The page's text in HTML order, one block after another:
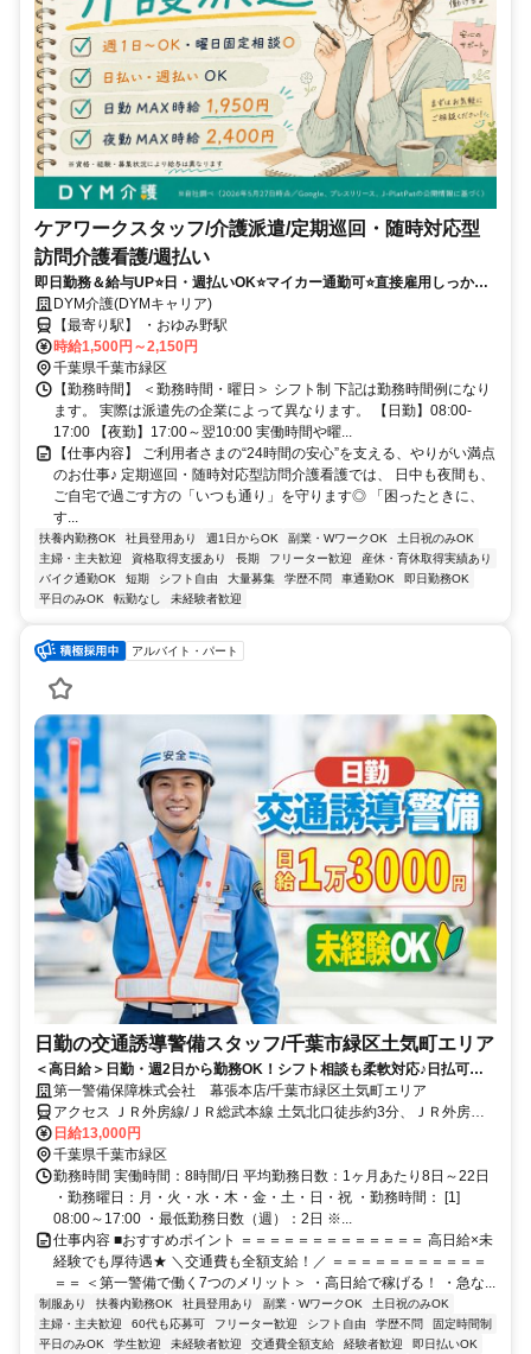
ケアワークスタッフ/介護派遣/定期巡回・随時対応型
訪問介護看護/週払い
即日勤務＆給与UP⭐️日・週払いOK⭐️マイカー通勤可⭐️直接雇用しっかり
サポート＆シフト相談OK✨
DYM介護(DYMキャリア)
【最寄り駅】 ・おゆみ野駅
時給1,500円～2,150円
千葉県千葉市緑区
【勤務時間】 ＜勤務時間・曜日＞ シフト制 下記は勤務時間例になり
ます。 実際は派遣先の企業によって異なります。 【日勤】08:00-
17:00 【夜勤】17:00～翌10:00 実働時間や曜...
【仕事内容】 ご利用者さまの“24時間の安心”を支える、やりがい満点
のお仕事♪ 定期巡回・随時対応型訪問介護看護では、 日中も夜間も、
ご自宅で過ごす方の「いつも通り」を守ります◎ 「困ったときに、
す...
扶養内勤務OK 社員登用あり 週1日からOK 副業・WワークOK
土日祝のみOK
主婦・主夫歓迎
資格取得支援あり 長期 フリーター歓迎
産休・育休取得実績あり
バイク通勤OK
短期 シフト自由 大量募集 学歴不問 車通勤OK
即日勤務OK
平日のみOK
転勤なし 未経験者歓迎
アルバイト・パート
日勤の交通誘導警備スタッフ/千葉市緑区土気町エリア
＜高日給＞日勤・週2日から勤務OK！シフト相談も柔軟対応♪日払可◎
未経験歓迎★
第一警備保障株式会社 幕張本店/千葉市緑区土気町エリア
アクセス ＪＲ外房線/ＪＲ総武本線 土気北口徒歩約3分、ＪＲ外房線
大網徒歩約54分、ＪＲ外房線 大網徒歩約54分 直行直帰OK＊交通費
全額支給＊
日給13,000円
千葉県千葉市緑区
勤務時間 実働時間：8時間/日 平均勤務日数：1ヶ月あたり8日～22日
・勤務曜日：月・火・水・木・金・土・日・祝 ・勤務時間： [1]
08:00～17:00 ・最低勤務日数（週）：2日 ※...
仕事内容 ■おすすめポイント ＝＝＝＝＝＝＝＝＝＝＝＝＝ 高日給×未
経験でも厚待遇★ ＼交通費も全額支給！／ ＝＝＝＝＝＝＝＝＝＝＝
＝＝ ＜第一警備で働く7つのメリット＞ ・高日給で稼げる！ ・急な...
制服あり 扶養内勤務OK 社員登用あり 副業・WワークOK
土日祝のみOK
主婦・主夫歓迎
60代も応募可 フリーター歓迎 シフト自由 学歴不問
固定時間制
平日のみOK
学生歓迎 未経験者歓迎 交通費全額支給 経験者歓迎 即日払いOK